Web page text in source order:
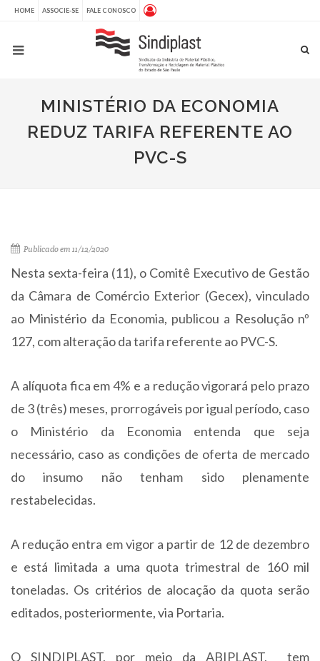
HOME ASSOCIE-SE FALE CONOSCO
MINISTÉRIO DA ECONOMIA
REDUZ TARIFA REFERENTE AO
PVC-S
Publicado em 11/12/2020
Nesta sexta-feira (11), o Comitê Executivo de Gestão
da Câmara de Comércio Exterior (Gecex), vinculado
ao Ministério da Economia, publicou a Resolução nº
127, com alteração da tarifa referente ao PVC-S.
A alíquota fica em 4% e a redução vigorará pelo prazo
de 3 (três) meses, prorrogáveis por igual período, caso
o Ministério da Economia entenda que seja
necessário, caso as condições de oferta de mercado
do insumo não tenham sido plenamente
restabelecidas.
A redução entra em vigor a partir de 12 de dezembro
e está limitada a uma quota trimestral de 160 mil
toneladas. Os critérios de alocação da quota serão
editados, posteriormente, via Portaria.
O SINDIPLAST, por meio da ABIPLAST, tem